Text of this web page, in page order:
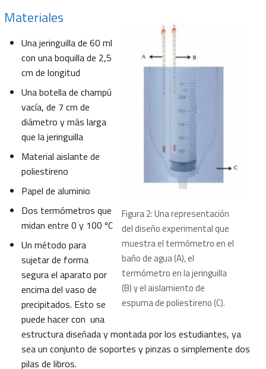
Figura 2: Una representación
del diseño experimental que
muestra el termómetro en el
baño de agua (A), el
termómetro en la jeringuilla
(B) y el aislamiento de
espuma de poliestireno (C).
Materiales
Una jeringuilla de 60 ml
con una boquilla de 2,5
cm de longitud
Una botella de champú
vacía, de 7 cm de
diámetro y más larga
que la jeringuilla
Material aislante de
poliestireno
Papel de aluminio
Dos termómetros que
midan entre 0 y 100 ºC
Un método para
sujetar de forma
segura el aparato por
encima del vaso de
precipitados. Esto se
puede hacer con una
estructura diseñada y montada por los estudiantes, ya
sea un conjunto de soportes y pinzas o simplemente dos
pilas de libros.